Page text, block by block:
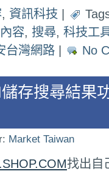
, 資訊科技 |
容, 搜尋, 科技工
台灣網路 | No
存搜尋結果
Market Taiwan
找出自